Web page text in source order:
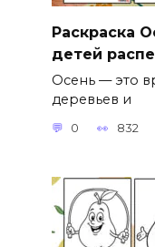
Раскраска
детей
Осень — это
деревьев и
0 832